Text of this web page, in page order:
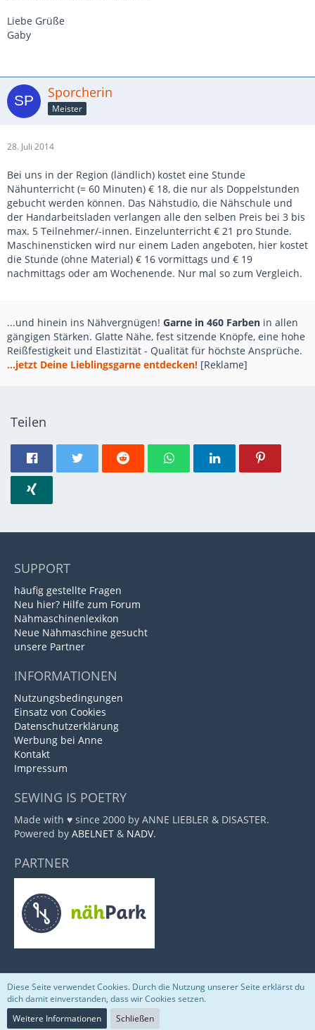
Liebe Grüße
Gaby
Sporcherin
Meister
28. Juli 2014
Bei uns in der Region (ländlich) kostet eine Stunde
Nähunterricht (= 60 Minuten) € 18, die nur als Doppelstunden
gebucht werden können. Das Nähstudio, die Nähschule und
der Handarbeitsladen verlangen alle den selben Preis bei 3 bis
max. 5 Teilnehmer/-innen. Einzelunterricht € 21 pro Stunde.
Maschinensticken wird nur einem Laden angeboten, hier kostet
die Stunde (ohne Material) € 16 vormittags und € 19
nachmittags oder am Wochenende. Nur mal so zum Vergleich.
...und hinein ins Nähvergnügen! Garne in 460 Farben in allen
gängigen Stärken. Glatte Nähe, fest sitzende Knöpfe, eine hohe
Reißfestigkeit und Elastizität - Qualität für höchste Ansprüche.
...jetzt Deine Lieblingsgarne entdecken! [Reklame]
Teilen
SUPPORT
häufig gestellte Fragen
Neu hier? Hilfe zum Forum
Nähmaschinenlexikon
Neue Nähmaschine gesucht
unsere Partner
INFORMATIONEN
Nutzungsbedingungen
Einsatz von Cookies
Datenschutzerklärung
Werbung bei Anne
Kontakt
Impressum
SEWING IS POETRY
Made with ♥ since 2000 by ANNE LIEBLER & DISASTER.
Powered by ABELNET & NADV.
PARTNER
Community-Software:WoltLab Suite™
Diese Seite verwendet Cookies. Durch die Nutzung unserer Seite erklärst du
dich damit einverstanden, dass wir Cookies setzen.
Weitere Informationen
Schließen